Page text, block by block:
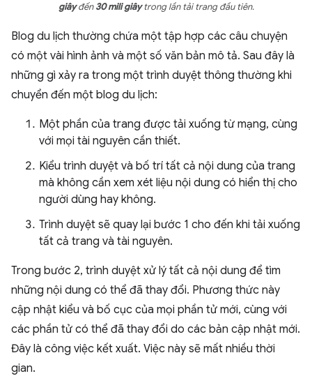
giâyđến30 mili giâytrong lần tải trang đầu tiên.
Blog du lịch thường chứa một tập hợp các câu chuyện
có một vài hình ảnh và một số văn bản mô tả. Sau đây là
những gì xảy ra trong một trình duyệt thông thường khi
chuyển đến một blog du lịch:
Một phần của trang được tải xuống từ mạng, cùng
với mọi tài nguyên cần thiết.
Kiểu trình duyệt và bố trí tất cả nội dung của trang
mà không cần xem xét liệu nội dung có hiển thị cho
người dùng hay không.
Trình duyệt sẽ quay lại bước 1 cho đến khi tải xuống
tất cả trang và tài nguyên.
Trong bước 2, trình duyệt xử lý tất cả nội dung để tìm
những nội dung có thể đã thay đổi. Phương thức này
cập nhật kiểu và bố cục của mọi phần tử mới, cùng với
các phần tử có thể đã thay đổi do các bản cập nhật mới.
Đây là công việc kết xuất. Việc này sẽ mất nhiều thời
gian.